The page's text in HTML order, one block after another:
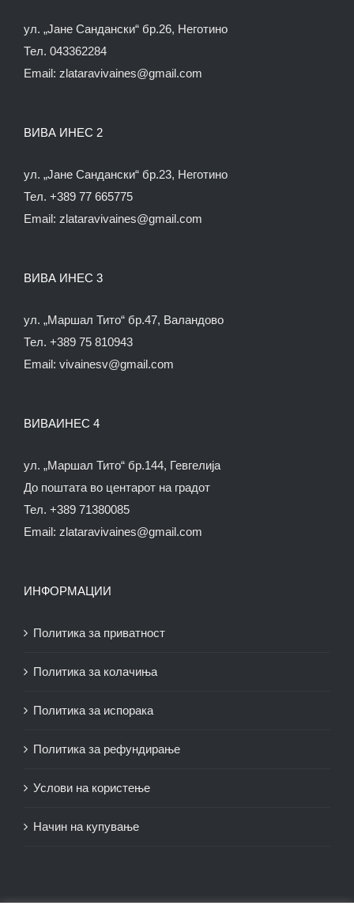
ул. „Јане Сандански“ бр.26, Неготино
Тел. 043362284
Email: zlataravivaines@gmail.com
ВИВА ИНЕС 2
ул. „Јане Сандански“ бр.23, Неготино
Тел. +389 77 665775
Email: zlataravivaines@gmail.com
ВИВА ИНЕС 3
ул. „Маршал Тито“ бр.47, Валандово
Тел. +389 75 810943
Email: vivainesv@gmail.com
ВИВАИНЕС 4
ул. „Маршал Тито“ бр.144, Гевгелија
До поштата во центарот на градот
Тел. +389 71380085
Email: zlataravivaines@gmail.com
ИНФОРМАЦИИ
Политика за приватност
Политика за колачиња
Политика за испорака
Политика за рефундирање
Услови на користење
Начин на купување